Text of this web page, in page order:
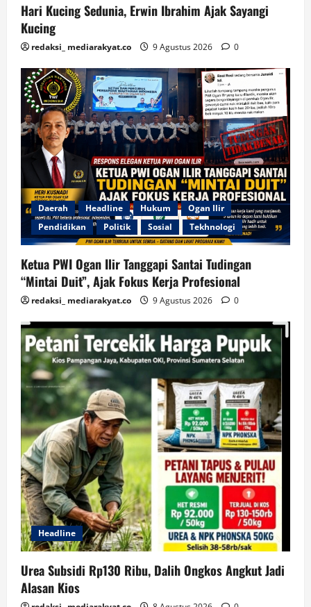
Hari Kucing Sedunia, Erwin Ibrahim Ajak Sayangi
Kucing
redaksi_ mediarakyat.co 9 Agustus 2026 0
Daerah Headline Hukum
Ogan Ilir
Pendidikan
Politik Sosial Tekhnologi
Ketua PWI Ogan Ilir Tanggapi Santai Tudingan
“Mintai Duit”, Ajak Fokus Kerja Profesional
redaksi_ mediarakyat.co 9 Agustus 2026 0
Headline
Urea Subsidi Rp130 Ribu, Dalih Ongkos Angkut Jadi
Alasan Kios